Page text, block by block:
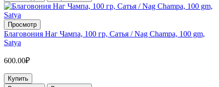
Просмотр
Благовония Наг Чампа, 100 гр, Сатья / Nag Champa, 100 gm,
Satya
600.00₽
Купить